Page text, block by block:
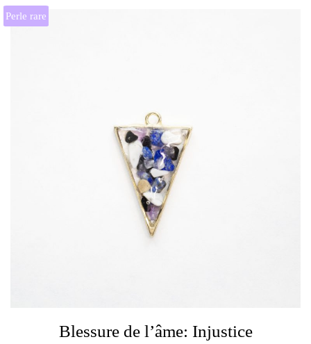
Perle rare
Blessure de l’âme: Injustice